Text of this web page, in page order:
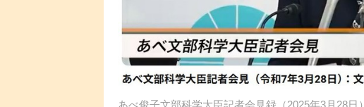
あべ俊子文部科学大臣記者会見録（2025年3月28日）